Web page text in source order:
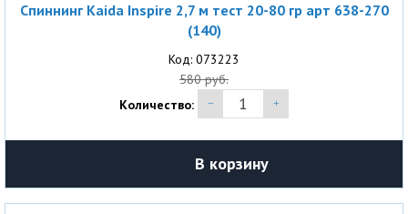
Спиннинг Kaida Inspire 2,7 м тест 20-80 гр арт 638-270
(140)
Код: 073223
580 руб.
Количество:
В корзину